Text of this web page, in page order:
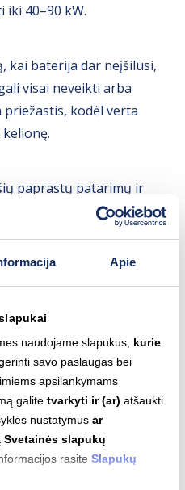
Apie
naudojame slapukus, kurie
savo paslaugas bei
apsilankymams
galitetvarkyti ir (ar) atšaukti
nustatymusar
slapukų
rasiteSlapukų
40–90 kW.
kai baterija dar neįšilusi,
visai neveikti arba
kodėl verta
paprastų patarimų ir
atstumas.